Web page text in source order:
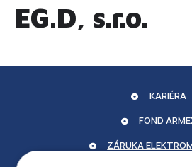
EG.D, s.r.o.
KARIÉRA
FOND
ZÁRUKA